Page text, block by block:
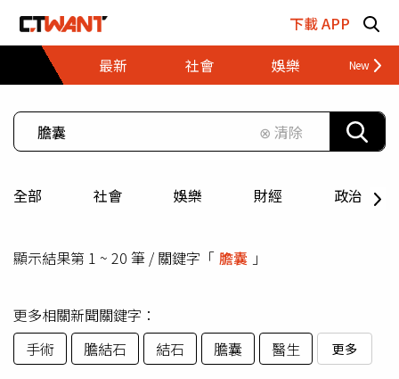
下載 APP
最新
社會 娛樂 財經
⊗ 清除
全部 社會 娛樂 財經 政治
顯示結果第 1 ~ 20 筆 / 關鍵字「 膽囊 」
更多相關新聞關鍵字：
手術
膽結石 結石 膽囊 醫生 更多